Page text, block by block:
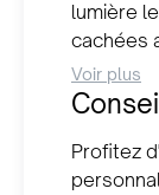
lumière
cachées
Voir plus
Profitez